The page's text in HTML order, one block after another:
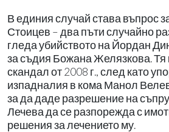
В единия случай става въпрос
Стоицев – два пъти случайно
гледа убийството на Йордан
за съдия Божана Желязкова.
скандал от 2008 г., след като
изпадналия в кома Манол
за да даде разрешение на
Лечева да се разпорежда с
решения за лечението му.